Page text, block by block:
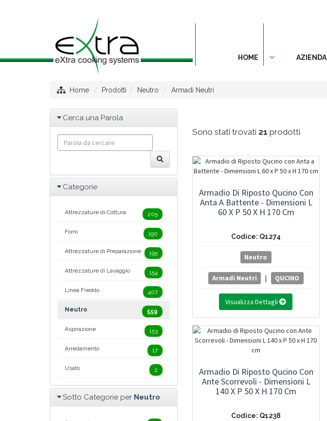
HOME AZIENDA
Home Prodotti Neutro Armadi Neutri
Sono stati trovati 21 prodotti
Armadio Di Riposto Qucino Con
Anta A Battente - Dimensioni L
60 X P 50 X H 170 Cm
Codice: Q1274
Neutro
Armadi Neutri | QUCINO
Visualizza Dettagli
Armadio Di Riposto Qucino Con
Ante Scorrevoli - Dimensioni L
140 X P 50 X H 170 Cm
Codice: Q1238
Cerca una Parola
Categorie
Attrezzature di Cottura 205
Forni 190
Attrezzature di Preparazione 195
Attrezzature di Lavaggio 154
Linea Freddo 407
Neutro 559
Aspirazione 153
Arredamento 17
Usato 2
Sotto Categorie per Neutro